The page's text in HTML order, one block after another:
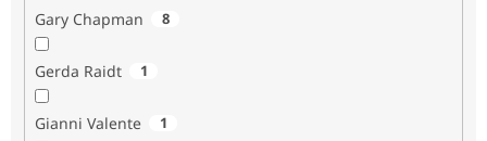
Gary Chapman 8
Gerda Raidt 1
Gianni Valente 1